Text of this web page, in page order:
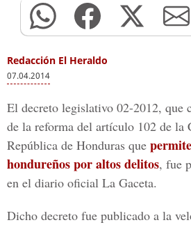
Redacción El Heraldo
07.04.2014
El decreto legislativo 02-2012, que
de la reforma del artículo 102 de la
República de Honduras que
hondureños por altos delitos, fue
en el diario oficial La Gaceta.
Dicho decreto fue publicado a la